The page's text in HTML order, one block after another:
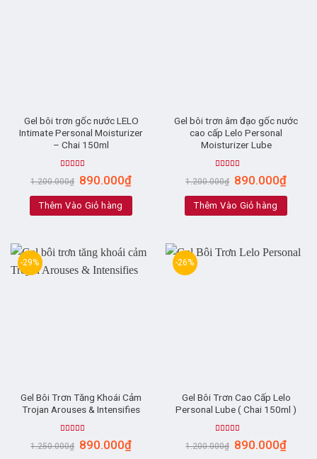
Gel bôi trơn gốc nước LELO
Intimate Personal Moisturizer
– Chai 150ml
Rated5.00
out of 5
1.200.000₫ 890.000₫
Thêm Vào Giỏ hàng
Gel bôi trơn âm đạo gốc nước
cao cấp Lelo Personal
Moisturizer Lube
Rated5.00
out of 5
1.200.000₫ 890.000₫
Thêm Vào Giỏ hàng
-29%
Gel Bôi Trơn Tăng Khoái Cảm
Trojan Arouses & Intensifies
Rated4.79
out of 5
1.250.000₫ 890.000₫
-26%
Gel Bôi Trơn Cao Cấp Lelo
Personal Lube ( Chai 150ml )
Rated4.86
out of 5
1.200.000₫ 890.000₫